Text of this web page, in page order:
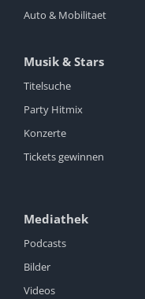
Auto & Mobilitaet
Musik & Stars
Titelsuche
Party Hitmix
Konzerte
Tickets gewinnen
Mediathek
Podcasts
Bilder
Videos